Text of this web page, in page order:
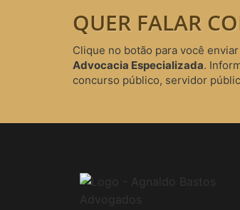
QUER FALAR
Clique no botão para você
Advocacia Especializada.
concurso público, servidor